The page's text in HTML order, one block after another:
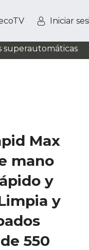
Iniciar
superautomáticas
Max
mano
y
y
550